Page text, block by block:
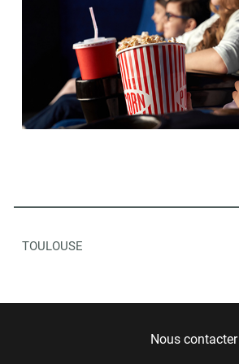
TOULOUSE
Nous contacter